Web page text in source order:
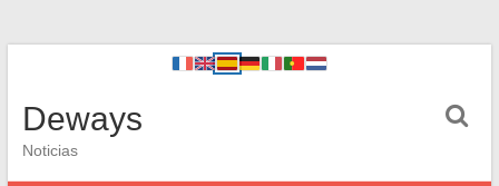
Deways
Noticias